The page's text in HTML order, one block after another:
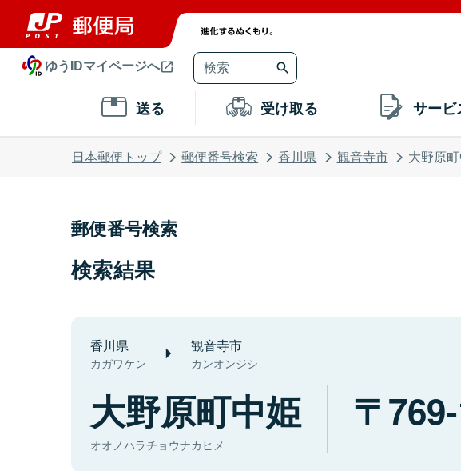
ゆうIDマイページへ
送る 受け取る サービ
日本郵便トップ 郵便番号検索 香川県 観音寺市 大野原
郵便番号検索
検索結果
香川県
カガワケン
観音寺市
カンオンジシ
大野原町中姫
オオノハラチョウナカヒメ